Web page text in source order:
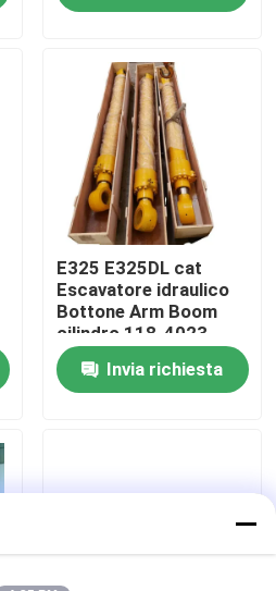
E325 E325DL cat
Escavatore idraulico
Bottone Arm Boom
cilindro 118-4023
204-3614 Parti
Invia richiesta